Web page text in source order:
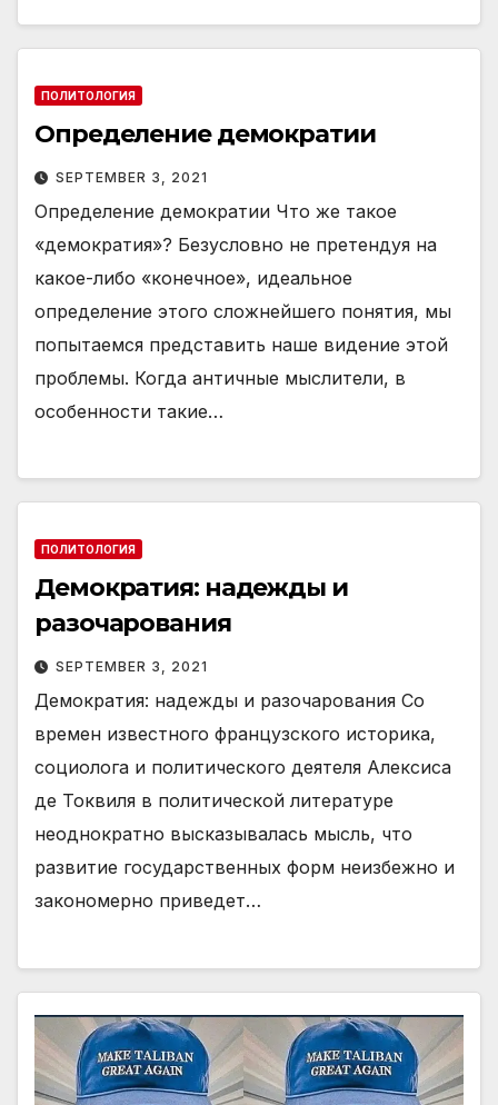
ПОЛИТОЛОГИЯ
Определение демократии
SEPTEMBER 3, 2021
Определение демократии Что же такое
«демократия»? Безусловно не претендуя на
какое-либо «конечное», идеальное
определение этого сложнейшего понятия, мы
попытаемся представить наше видение этой
проблемы. Когда античные мыслители, в
особенности такие…
ПОЛИТОЛОГИЯ
Демократия: надежды и
разочарования
SEPTEMBER 3, 2021
Демократия: надежды и разочарования Со
времен известного французского историка,
социолога и политического деятеля Алексиса
де Токвиля в политической литературе
неоднократно высказывалась мысль, что
развитие государственных форм неизбежно и
закономерно приведет…